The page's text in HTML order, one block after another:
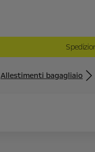
Allestimenti bagagliaio